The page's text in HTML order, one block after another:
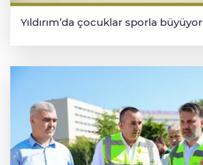
Yıldırım’da çocuklar sporla büyüyor